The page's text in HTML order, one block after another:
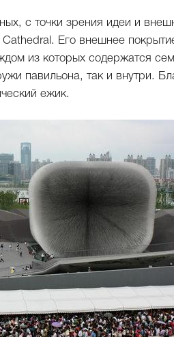
с точки зрения идеи и
Его внешнее
из которых содержатся
павильона, так и внутри.
ежик.